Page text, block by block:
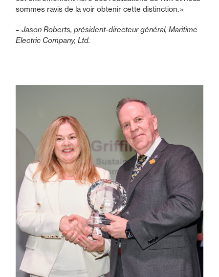
sommes ravis de la voir obtenir cette distinction. »
– Jason Roberts, président-directeur général, Maritime
Electric Company, Ltd.